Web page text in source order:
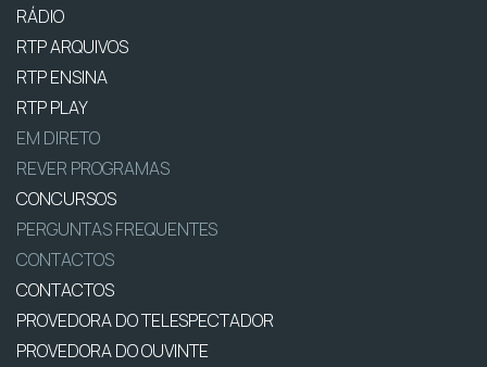
RÁDIO
RTP ARQUIVOS
RTP ENSINA
RTP PLAY
EM DIRETO
REVER PROGRAMAS
CONCURSOS
PERGUNTAS FREQUENTES
CONTACTOS
CONTACTOS
PROVEDORA DO TELESPECTADOR
PROVEDORA DO OUVINTE